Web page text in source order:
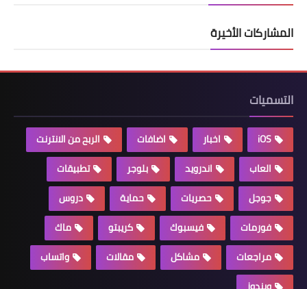
المشاركات الأخيرة
التسميات
iOS اخبار اضافات
الربح من الانترنت
العاب
اندرويد بلوجر
تطبيقات
جوجل
حصريات حماية
دروس
فورمات
فيسبوك كريبتو
ماك
مراجعات
مشاكل مقالات
واتساب